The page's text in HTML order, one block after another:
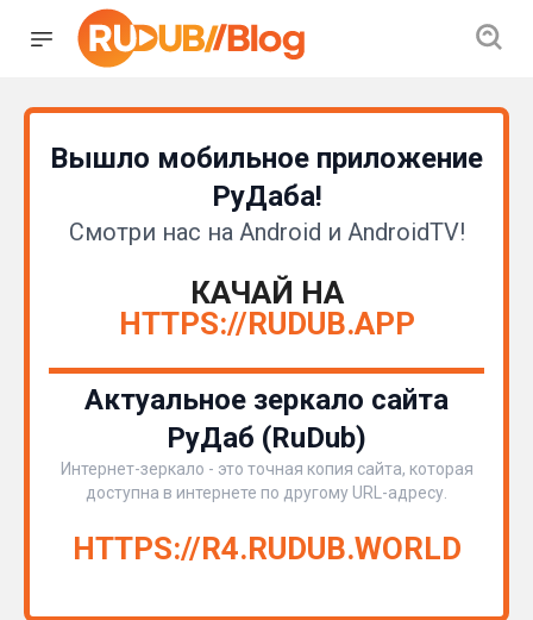
Вышло мобильное приложение
РуДаба!
Смотри нас на Android и AndroidTV!
КАЧАЙ НА
HTTPS://RUDUB.APP
Актуальное зеркало сайта
РуДаб (RuDub)
Интернет-зеркало - это точная копия сайта, которая
доступна в интернете по другому URL-адресу.
HTTPS://R4.RUDUB.WORLD